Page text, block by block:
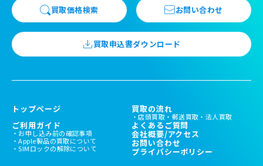
買取価格検索 お問い合わせ
買取申込書ダウンロード
トップページ 買取の流れ
店頭買取 郵送買取 法人買取
ご利用ガイド
お申し込み前の確認事項
Apple製品の買取について
SIMロックの解除について
よくあるご質問
会社概要/アクセス
お問い合わせ
プライバシーポリシー